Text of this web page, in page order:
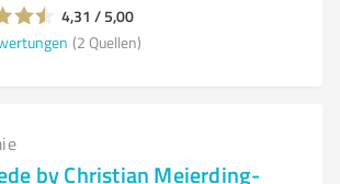
4,31 / 5,00
(2 Quellen)
by Christian Meierding-